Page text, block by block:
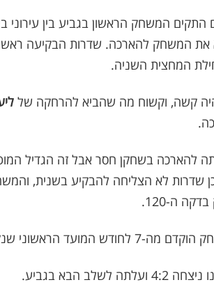
התקים המשחק הראשון בגביע בין
את המשחק להארכה. שדרות הבקיעה
המחצית השניה.
קשה, וקשוח מה שהביא להרחקה של
להארכה בשחקן חסר אבל זה הגדיל
שדרות לא הצליחה להבקיע בשנית,
ה-120.
הראשוני שנקבע והוכרז בידי ההתאחדות לכדורגל
לשלב הבא בגביע.